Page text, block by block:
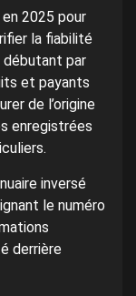
en 2025 pour
la fiabilité
débutant par
et payants
de l’origine
enregistrées
inversé
le numéro
derrière